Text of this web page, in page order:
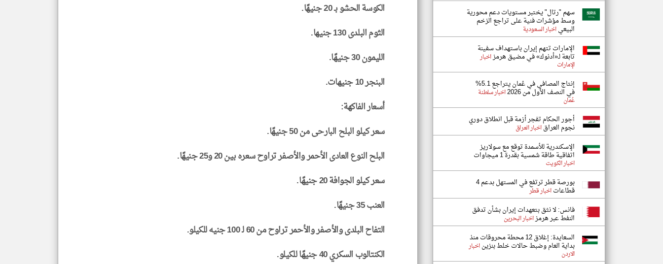
الكوسة الحشو بـ 20 جنيهًا.
الثوم البلدى 130 جنيها.
الليمون 30 جنيهًا.
البنجر 10 جنيهات.
أسعار الفاكهة:
سعر كيلو البلح البارحى من 50 جنيهًا.
البلح النوع العادى الأحمر والأصفر تراوح سعره بين 20 و25 جنيهًا.
سعر كيلو الجوافة 20 جنيهًا.
العنب 35 جنيهًا.
التفاح البلدى والأصفر والأحمر تراوح من 60 لـ 100 جنيه للكيلو.
الكنتالوب السكري 40 جنيهًا للكيلو.
سهم "رتال" يختبر مستويات دعم محورية
وسط مؤشرات فنية على تراجع الزخم
البيعياخبار السعودية
الإمارات تتهم إيران باستهداف سفينة
تابعة لـ«أدنوك» في مضيق هرمزاخبار
الإمارات
إنتاج المصافي في عُمان يتراجع 5.1%
في النصف الأول من 2026 اخبار سلطنة
عُمان
أجور الحكام تفجر أزمة قبل انطلاق دوري
نجوم العراقاخبار العراق
الإسكندرية للأسمدة توقع مع سولاريز
اتفاقية طاقة شمسية بقدرة 1 ميجاوات
اخبار الكويت
بورصة قطر ترتفع في المستهل بدعم 4
قطاعاتاخبار قطر
فانس: لا نثق بتعهدات إيران بشأن تدفق
النفط عبر هرمزاخبار البحرين
السعايدة: إغلاق 12 محطة محروقات منذ
بداية العام وضبط حالات خلط بنزيناخبار
الاردن